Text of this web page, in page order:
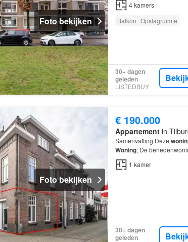
Foto bekijken
4kamers
Balkon Opslagruimte
30+ dagen
geleden
LISTEDBUY
Foto bekijken
€ 190.000
Appartementin
Samenvatting Deze
Woning; De
kamer; De
1 kamer
30+ dagen
geleden